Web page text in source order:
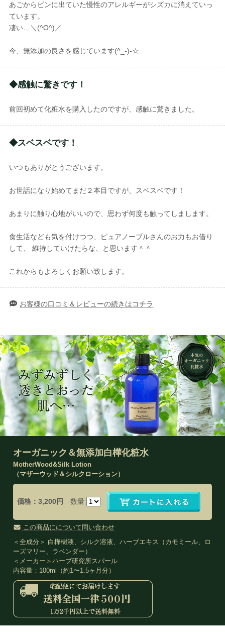
あごからビンに出ていた慢性のアレルギーがシズカに消えていっ
ています。
凄い…＼(^O^)／
今、無添加の良さを感じています(^_-)-☆
◆感触に驚きです！
前回初めて化粧水を購入したのですが、感触に驚きました。
◆スベスベです！
いつもありがとうございます。
お世話になり始めてまだ２本目ですが、スベスベです！
あまりに触り心地がいいので、思わず何度も触ってしまします。
食生活なども気を付けつつ、ピュアノーブルさんのお力もお借り
して、 維持していけたらな、と思います＾＾
これからもよろしくお願い致します。
お客様の口コミ＆レビューの続きはコチラ
オーガニック＆無添加白樺化粧水
MotherWood&Silk Lotion
（マザーウッド＆シルクローション）
価格：3,200円 数量
この商品にについて問い合わせ
＜全成分＞ 白樺樹液、シルク溶液、ハーブエキス（カモミール、ロ
ーズマリー、ラベンダー）
＜メーカー＞ハーブ研究所スパール
内容量：100ml（約1〜1.5ヶ月分）